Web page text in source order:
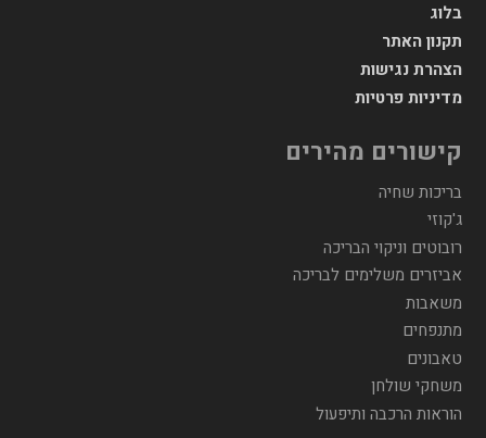
בלוג
תקנון האתר
הצהרת נגישות
מדיניות פרטיות
קישורים מהירים
בריכות שחיה
ג'קוזי
רובוטים וניקוי הבריכה
אביזרים משלימים לבריכה
משאבות
מתנפחים
טאבונים
משחקי שולחן
הוראות הרכבה ותיפעול